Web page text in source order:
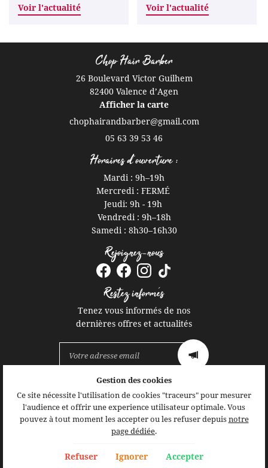
Voir l'actualité Voir l'actualité
Chop Hair Barber
26 Boulevard Victor Guilhem
82400 Valence d’Agen
Afficher la carte
05 63 39 53 46
Horaires d'ouverture :
Mardi : 9h–19h
Mercredi : FERMÉ
Jeudi: 9h - 19h
Vendredi : 9h–18h
Samedi : 8h30–16h30
Rejoignez-nous
Restez informés
Tenez vous informés de nos
dernières offres et actualités
Mentions Légales
Conditions générales d'utilisation
Politique de confidentialité
Gestion des cookies
Gestion des cookies
Ce site nécessite l'utilisation de cookies "traceurs" pour mesurer
l'audience et offrir une experience utilisateur optimale. Vous
pouvez à tout moment les accepter ou les refuser depuisnotre
page dédiée.
Refuser Ignorer Accepter